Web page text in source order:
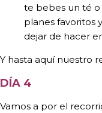
te bebes un té
planes favoritos
dejar de hacer
Y hasta aquí nuestro
DÍA 4
Vamos a por el